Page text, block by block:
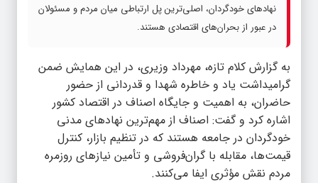
نهادهای خودگردان، اصلی‌ترین پل ارتباطی میان مردم و مسئولان
در عبور از بحران‌های اقتصادی هستند.
به گزارش کلام تازه، مهرداد وزیری، در این همایش ضمن
گرامیداشت یاد و خاطره شهدا و قدردانی از حضور
حاضران، به اهمیت و جایگاه اصناف در اقتصاد کشور
اشاره کرد و گفت: اصناف از مهم‌ترین نهادهای مدنی
خودگردان در جامعه هستند که در تنظیم بازار، کنترل
قیمت‌ها، مقابله با گران‌فروشی و تأمین نیازهای روزمره
مردم نقش مؤثری ایفا می‌کنند.